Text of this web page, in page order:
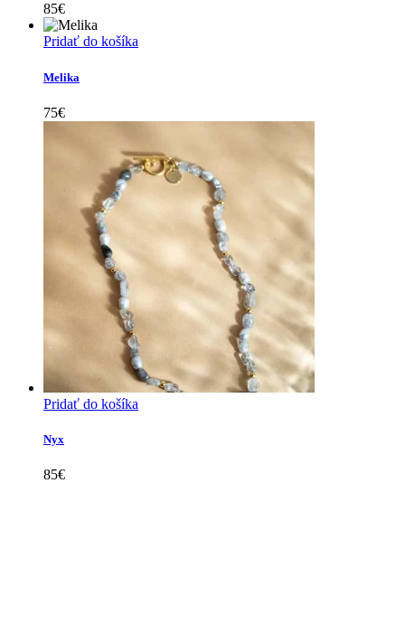
85€
Pridať do košíka
Melika
75€
Pridať do košíka
Nyx
85€